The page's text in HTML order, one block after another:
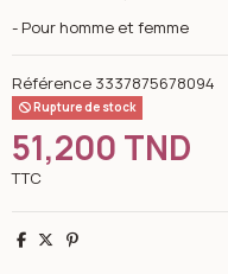
- Pour homme et femme
Référence 3337875678094
Rupture de stock
51,200 TND
TTC
Partager
TweetPinterest